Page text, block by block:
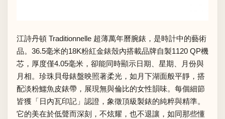
江詩丹頓 Traditionnelle 超薄萬年曆腕錶，是時計中的藝術
品。36.5毫米的18K粉紅金錶殼內搭載品牌自製1120 QP機
芯，厚度僅4.05毫米，卻能同時顯示日期、星期、月份與
月相。珍珠貝母錶盤映照著柔光，如月下湖面般平靜，搭
配淡粉鱷魚皮錶帶，展現無與倫比的女性韻味。每個細節
皆獲「日內瓦印記」認證，象徵頂級製錶的純粹與精準。
它的美在於低聲而深刻，不炫耀，也不退讓，如同那些懂